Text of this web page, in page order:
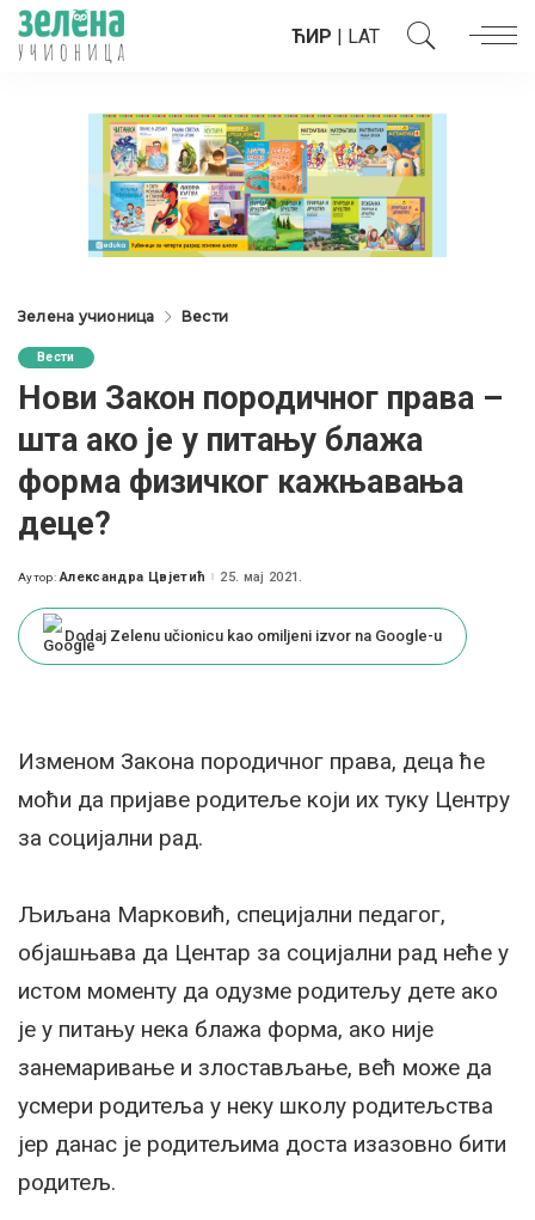
ЋИР | LAT
Зелена учионица Вести
Вести
Нови Закон породичног права –
шта ако је у питању блажа
форма физичког кажњавања
деце?
Posted
Аутор: Александра Цвјетић 25. мај 2021.
Dodaj Zelenu učionicu kao omiljeni izvor na Google-u
Изменом Закона породичног права, деца ће
моћи да пријаве родитеље који их туку Центру
за социјални рад.
Љиљана Марковић, специјални педагог,
објашњава да Центар за социјални рад неће у
истом моменту да одузме родитељу дете ако
је у питању нека блажа форма, ако није
занемаривање и злостављање, већ може да
усмери родитеља у неку школу родитељства
јер данас је родитељима доста изазовно бити
родитељ.